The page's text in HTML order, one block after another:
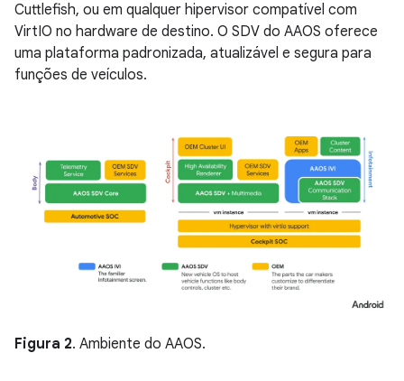
Cuttlefish, ou em qualquer hipervisor compatível com
VirtIO no hardware de destino. O SDV do AAOS oferece
uma plataforma padronizada, atualizável e segura para
funções de veículos.
Figura 2. Ambiente do AAOS.